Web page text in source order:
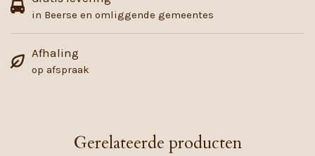
in Beerse en omliggende gemeentes
Afhaling
op afspraak
Gerelateerde producten